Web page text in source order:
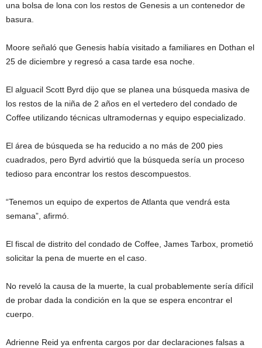
una bolsa de lona con los restos de Genesis a un contenedor de
basura.
Moore señaló que Genesis había visitado a familiares en Dothan el
25 de diciembre y regresó a casa tarde esa noche.
El alguacil Scott Byrd dijo que se planea una búsqueda masiva de
los restos de la niña de 2 años en el vertedero del condado de
Coffee utilizando técnicas ultramodernas y equipo especializado.
El área de búsqueda se ha reducido a no más de 200 pies
cuadrados, pero Byrd advirtió que la búsqueda sería un proceso
tedioso para encontrar los restos descompuestos.
“Tenemos un equipo de expertos de Atlanta que vendrá esta
semana”, afirmó.
El fiscal de distrito del condado de Coffee, James Tarbox, prometió
solicitar la pena de muerte en el caso.
No reveló la causa de la muerte, la cual probablemente sería difícil
de probar dada la condición en la que se espera encontrar el
cuerpo.
Adrienne Reid ya enfrenta cargos por dar declaraciones falsas a